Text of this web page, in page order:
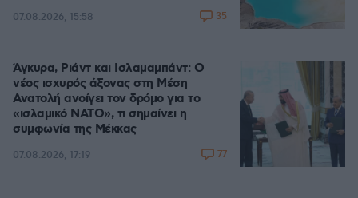
07.08.2026, 15:58 35
Άγκυρα, Ριάντ και Ισλαμαμπάντ: Ο
νέος ισχυρός άξονας στη Μέση
Ανατολή ανοίγει τον δρόμο για το
«ισλαμικό ΝΑΤΟ», τι σημαίνει η
συμφωνία της Μέκκας
07.08.2026, 17:19 77